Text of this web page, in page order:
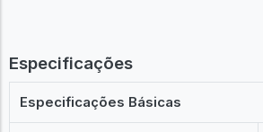
Especificações
Especificações Básicas